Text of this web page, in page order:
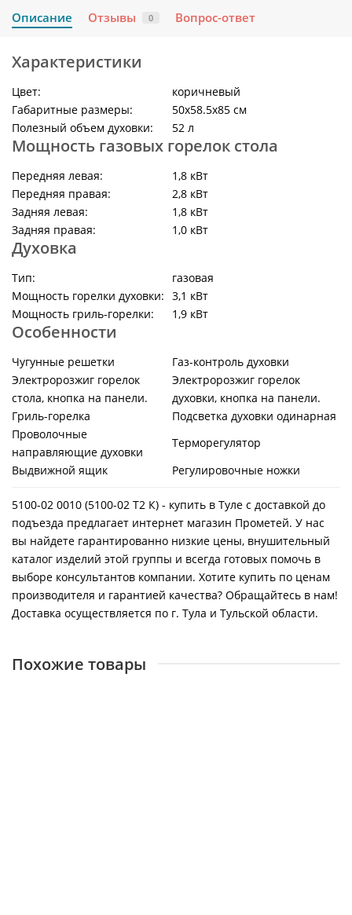
Описание Отзывы 0 Вопрос-ответ
Характеристики
Цвет:
коричневый
Габаритные размеры:
50х58.5х85 см
Полезный объем духовки:
52 л
Мощность газовых горелок стола
Передняя левая:
1,8 кВт
Передняя правая:
2,8 кВт
Задняя левая:
1,8 кВт
Задняя правая:
1,0 кВт
Духовка
Тип:
газовая
Мощность горелки духовки: 3,1 кВт
Мощность гриль-горелки:
1,9 кВт
Особенности
Чугунные решетки
Газ-контроль духовки
Электророзжиг горелок
стола, кнопка на панели.
Электророзжиг горелок
духовки, кнопка на панели.
Гриль-горелка
Подсветка духовки одинарная
Проволочные
направляющие духовки
Терморегулятор
Выдвижной ящик
Регулировочные ножки
5100-02 0010 (5100-02 Т2 К) - купить в Туле с доставкой до
подъезда предлагает интернет магазин Прометей. У нас
вы найдете гарантированно низкие цены, внушительный
каталог изделий этой группы и всегда готовых помочь в
выборе консультантов компании. Хотите купить по ценам
производителя и гарантией качества? Обращайтесь в нам!
Доставка осуществляется по г. Тула и Тульской области.
Похожие товары